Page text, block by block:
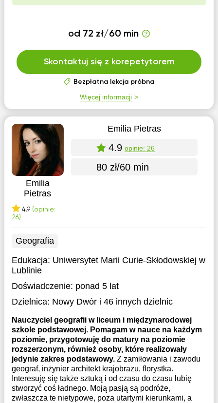
od 72 zł/60 min
Skontaktuj się z korepetytorem
Bezpłatna lekcja próbna
Więcej informacji
Emilia
Pietras
4.9 (opinie:
26)
Emilia Pietras
4.9 opinie: 26
80 zł/60 min
Geografia
Edukacja: Uniwersytet Marii Curie-Skłodowskiej w
Lublinie
Doświadczenie: ponad 5 lat
Dzielnica: Nowy Dwóri 46 innych dzielnic
Nauczyciel geografii w liceum i międzynarodowej
szkole podstawowej. Pomagam w nauce na każdym
poziomie, przygotowuję do matury na poziomie
rozszerzonym, również osoby, które realizowały
jedynie zakres podstawowy. Z zamiłowania i zawodu
geograf, inżynier architekt krajobrazu, florystka.
Interesuję się także sztuką i od czasu do czasu lubię
stworzyć coś ładnego. Moją pasją są podróże,
zwłaszcza te nietypowe, poza utartymi kierunkami, a